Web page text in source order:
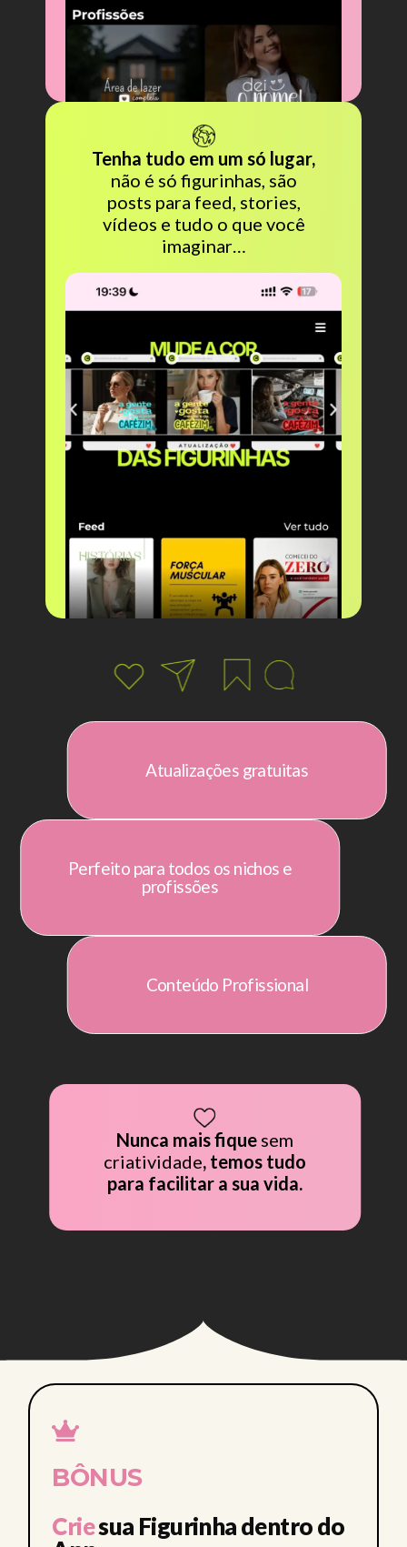
Tenha tudo em um só lugar,
não é só figurinhas, são
posts para feed, stories,
vídeos e tudo o que você
imaginar…
Atualizações gratuitas
Perfeito para todos os nichos e
profissões
Conteúdo Profissional
Nunca mais fique sem
criatividade, temos tudo
para facilitar a sua vida.
CLUB • CLUB • CLUB
• CLUB • CLUB •
BÔNUS
Criesua Figurinha dentro do